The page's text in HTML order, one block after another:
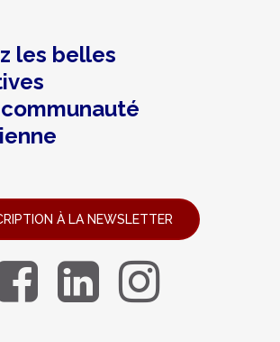
les belles
À LA NEWSLETTER